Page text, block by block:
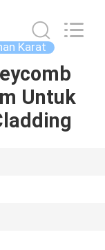
Karat
Untuk